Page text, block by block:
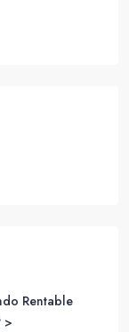
Rentable
>